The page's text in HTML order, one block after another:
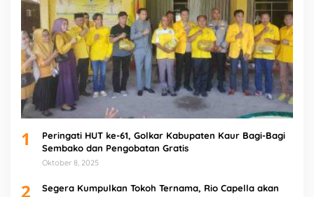
1
Peringati HUT ke-61, Golkar Kabupaten Kaur Bagi-Bagi
Sembako dan Pengobatan Gratis
Oktober 8, 2025
2
Segera Kumpulkan Tokoh Ternama, Rio Capella akan